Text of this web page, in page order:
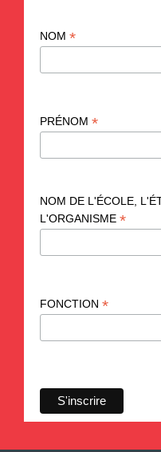
NOM *
PRÉNOM *
NOM DE L'ÉCOLE,
L'ORGANISME *
FONCTION *